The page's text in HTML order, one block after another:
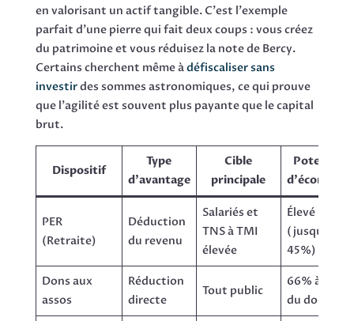
en valorisant un actif tangible. C'est l'exemple
parfait d'une pierre qui fait deux coups : vous créez
du patrimoine et vous réduisez la note de Bercy.
Certains cherchent même àdéfiscaliser sans
investirdes sommes astronomiques, ce qui prouve
que l'agilité est souvent plus payante que le capital
brut.
Dispositif
Type
d'avantage
Cible
principale
Potentiel
d'économie
PER
(Retraite)
Déduction
du revenu
Salariés et
TNS à TMI
élevée
Élevé
(jusqu'à
45%)
Dons aux
assos
Réduction
directe
Tout public
66% à 75%
du don